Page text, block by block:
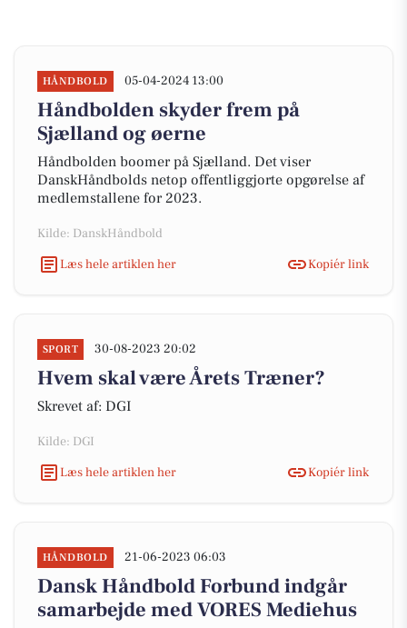
HÅNDBOLD 05-04-2024 13:00
Håndbolden skyder frem på
Sjælland og øerne
Håndbolden boomer på Sjælland. Det viser
DanskHåndbolds netop offentliggjorte opgørelse af
medlemstallene for 2023.
Kilde: DanskHåndbold
Læs hele artiklen her
Kopiér link
SPORT 30-08-2023 20:02
Hvem skal være Årets Træner?
Skrevet af: DGI
Kilde: DGI
Læs hele artiklen her
Kopiér link
HÅNDBOLD 21-06-2023 06:03
Dansk Håndbold Forbund indgår
samarbejde med VORES Mediehus